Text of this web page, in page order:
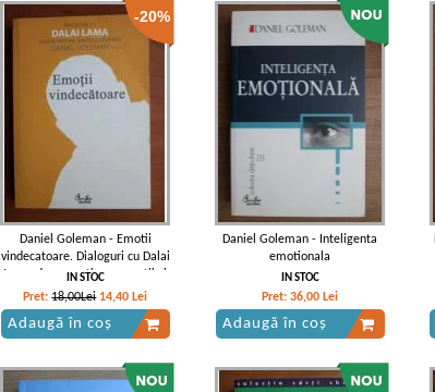
-20%
Daniel Goleman - Emotii
vindecatoare. Dialoguri cu Dalai
Lama despre ratiune, emotii si
sanatate
IN STOC
Pret:18,00Lei 14,40 Lei
Adaugă în coș
Daniel Goleman - Inteligenta
emotionala
IN STOC
Pret:36,00 Lei
Adaugă în coș